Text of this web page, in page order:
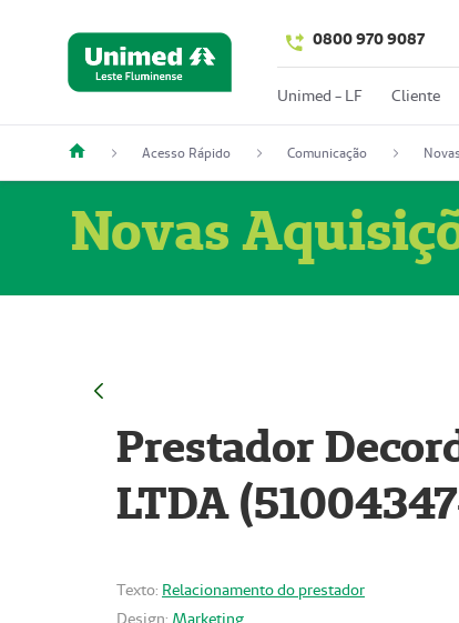
0800 970 9087
Unimed - LF Cliente
Acesso Rápido Comunicação
Novas
Prestador
LTDA
Texto: Relacionamento do prestador
Design: Marketing